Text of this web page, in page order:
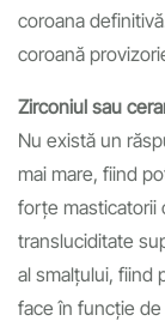
coroana
coroană
Zirconiul sau
Nu există un
mai mare, fiind
forțe masticatorii
transluciditate
al smalțului, fiind
face în funcție